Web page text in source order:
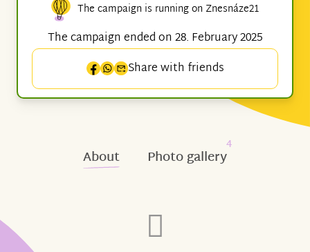
The campaign is running on Znesnáze21
The campaign ended on 28. February 2025
Share with friends
About Photo gallery
4